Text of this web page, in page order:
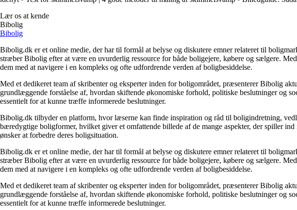
Lær os at kende
Bibolig
Bibolig
Bibolig.dk er et online medie, der har til formål at belyse og diskutere emner relateret til
stræber Bibolig efter at være en uvurderlig ressource for både boligejere, købere og sælgere.
dem med at navigere i en kompleks og ofte udfordrende verden af boligbesiddelse.
Med et dedikeret team af skribenter og eksperter inden for boligområdet, præsenterer Bibolig
grundlæggende forståelse af, hvordan skiftende økonomiske forhold, politiske beslutninger og
essentielt for at kunne træffe informerede beslutninger.
Bibolig.dk tilbyder en platform, hvor læserne kan finde inspiration og råd til boligindretning,
bæredygtige boligformer, hvilket giver et omfattende billede af de mange aspekter, der spiller
ønsker at forbedre deres boligsituation.
Bibolig.dk er et online medie, der har til formål at belyse og diskutere emner relateret til
stræber Bibolig efter at være en uvurderlig ressource for både boligejere, købere og sælgere.
dem med at navigere i en kompleks og ofte udfordrende verden af boligbesiddelse.
Med et dedikeret team af skribenter og eksperter inden for boligområdet, præsenterer Bibolig
grundlæggende forståelse af, hvordan skiftende økonomiske forhold, politiske beslutninger og
essentielt for at kunne træffe informerede beslutninger.